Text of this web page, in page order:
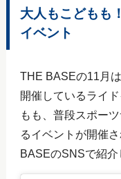
大人もこどもも
イベント
THE BASEの11月
開催しているライ
もも、普段スポー
るイベントが開催
BASEのSNSで紹介